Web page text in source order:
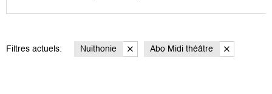
Filtres actuels: Nuithonie Abo Midi théâtre